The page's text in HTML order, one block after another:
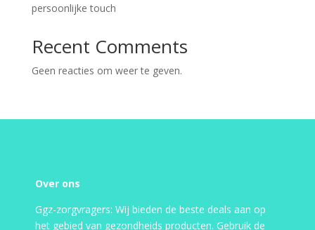
persoonlijke touch
Recent Comments
Geen reacties om weer te geven.
Over ons
Ggz-zorgvragers: Wij bieden de beste deals aan op
het gebied van gezondheids producten. Gebruik de